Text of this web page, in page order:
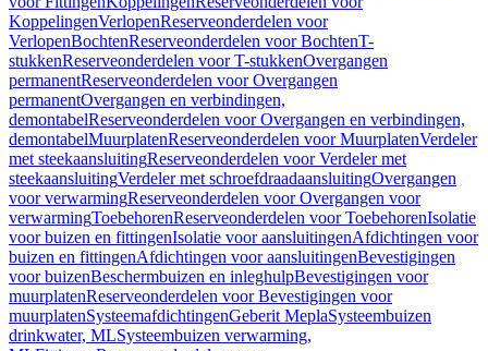
KoppelingenVerlopenReserveonderdelen voor
VerlopenBochtenReserveonderdelen voor BochtenT-
stukkenReserveonderdelen voor T-stukkenOvergangen
permanentReserveonderdelen voor Overgangen
permanentOvergangen en verbindingen,
demontabelReserveonderdelen voor Overgangen en verbindingen,
demontabelMuurplatenReserveonderdelen voor MuurplatenVerdeler
met steekaansluitingReserveonderdelen voor Verdeler met
steekaansluitingVerdeler met schroefdraadaansluitingOvergangen
voor verwarmingReserveonderdelen voor Overgangen voor
verwarmingToebehorenReserveonderdelen voor ToebehorenIsolatie
voor buizen en fittingenIsolatie voor aansluitingenAfdichtingen voor
buizen en fittingenAfdichtingen voor aansluitingenBevestigingen
voor buizenBeschermbuizen en inleghulpBevestigingen voor
muurplatenReserveonderdelen voor Bevestigingen voor
muurplatenSysteemafdichtingenGeberit MeplaSysteembuizen
drinkwater, MLSysteembuizen verwarming,